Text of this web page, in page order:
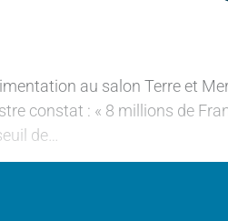
au salon Terre et
constat : « 8 millions de
de…